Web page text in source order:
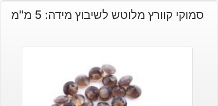
סמוקי קוורץ מלוטש לשיבוץ מידה: 5 מ"מ